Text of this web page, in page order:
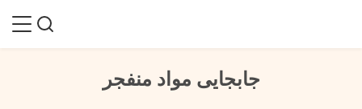
جابجایی مواد منفجر